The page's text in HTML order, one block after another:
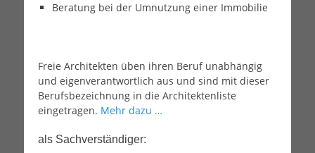
Beratung bei der Umnutzung einer Immobilie
Freie Architekten üben ihren Beruf unabhängig
und eigenverantwortlich aus und sind mit dieser
Berufsbezeichnung in die Architektenliste
eingetragen. Mehr dazu …
als Sachverständiger: